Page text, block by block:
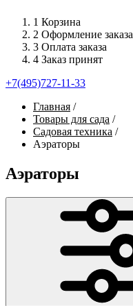
1 Корзина
2 Оформление заказа
3 Оплата заказа
4 Заказ принят
+7(495)727-11-33
Главная /
Товары для сада /
Садовая техника /
Аэраторы
Аэраторы